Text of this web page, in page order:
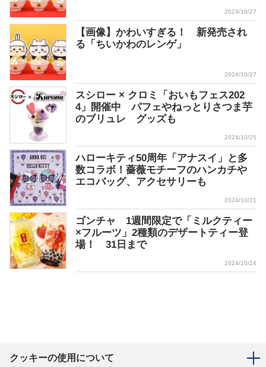
2024/10/27
【画像】かわいすぎる！ 新発売され
る「ちいかわのレンゲ」
2024/10/27
スシロー × クロミ「おいもフェス202
4」開催中 パフェやねっとりさつま芋
のブリュレ グッズも
2024/10/25
ハローキティ50周年「アナスイ」と多
数コラボ！薔薇モチーフのハンカチや
エコバッグ、アクセサリーも
2024/10/21
ゴンチャ 1週間限定で「ミルクティー
×フルーツ」2種類のデザートティー登
場！ 31日まで
2024/10/24
クッキーの使用について